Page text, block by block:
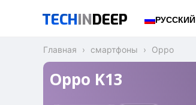
TECHINDEEP РУССКИЙ
Главная смартфоны Oppo
Oppo K13